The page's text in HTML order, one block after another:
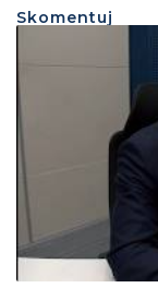
Skomentuj